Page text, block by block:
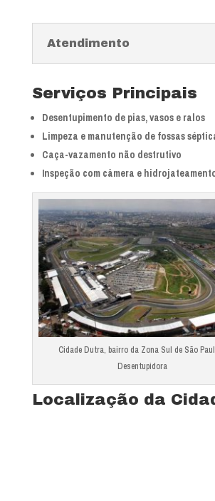
Atendimento
Serviços Principais
Desentupimento de pias, vasos e ralos
Limpeza e manutenção de fossas
Caça-vazamento não destrutivo
Inspeção com câmera e
Cidade Dutra, bairro da Zona Sul de São
Desentupidora
Localização da